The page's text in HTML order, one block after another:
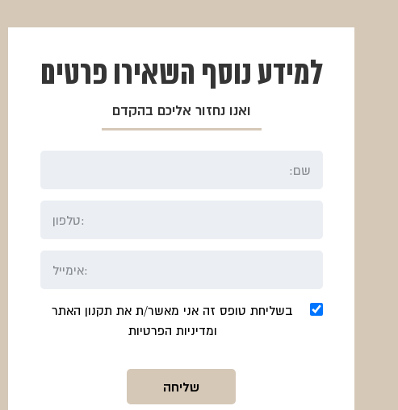
למידע נוסף השאירו פרטים
ואנו נחזור אליכם בהקדם
בשליחת טופס זה אני מאשר/ת את תקנון האתר
ומדיניות הפרטיות